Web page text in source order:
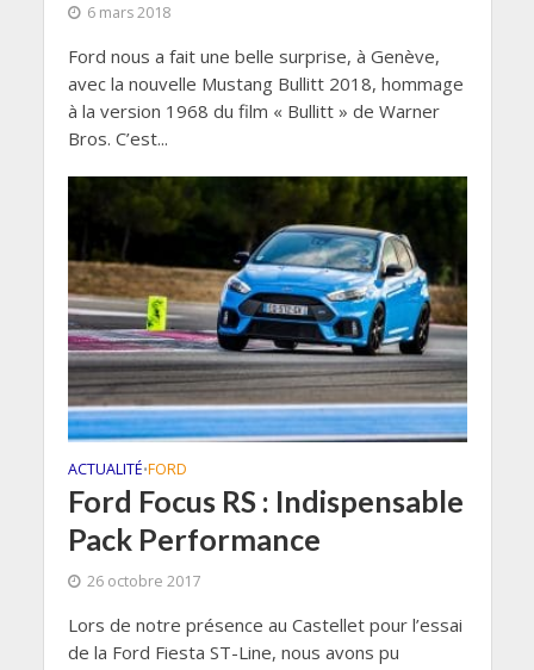
6 mars 2018
Ford nous a fait une belle surprise, à Genève,
avec la nouvelle Mustang Bullitt 2018, hommage
à la version 1968 du film « Bullitt » de Warner
Bros. C’est...
ACTUALITÉ•FORD
Ford Focus RS : Indispensable
Pack Performance
26 octobre 2017
Lors de notre présence au Castellet pour l’essai
de la Ford Fiesta ST-Line, nous avons pu